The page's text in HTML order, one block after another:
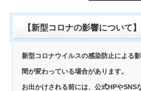
【新型コロナの影響について】
新型コロナウイルスの感染防止による
間が変わっている場合があります。
お出かけされる前には、公式HPやSNS